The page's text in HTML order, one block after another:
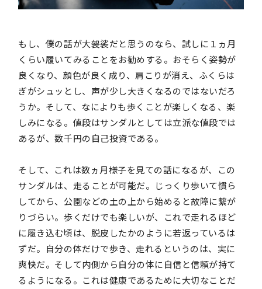
もし、僕の話が大袈裟だと思うのなら、試しに１ヵ月
くらい履いてみることをお勧めする。おそらく姿勢が
良くなり、顔色が良く成り、肩こりが消え、ふくらは
ぎがシュッとし、声が少し大きくなるのではないだろ
うか。そして、なによりも歩くことが楽しくなる、楽
しみになる。値段はサンダルとしては立派な値段では
あるが、数千円の自己投資である。
そして、これは数ヵ月様子を見ての話になるが、この
サンダルは、走ることが可能だ。じっくり歩いて慣ら
してから、公園などの土の上から始めると故障に繋が
りづらい。歩くだけでも楽しいが、これで走れるほど
に履き込む頃は、脱皮したかのように若返っているは
ずだ。自分の体だけで歩き、走れるというのは、実に
爽快だ。そして内側から自分の体に自信と信頼が持て
るようになる。これは健康であるために大切なことだ